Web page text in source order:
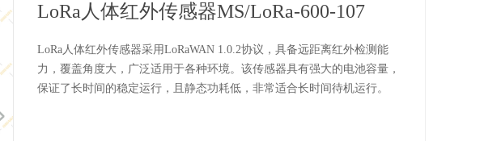
LoRa人体红外传感器MS/LoRa-600-107
LoRa人体红外传感器采用LoRaWAN 1.0.2协议，具备远距离红外检测能
力，覆盖角度大，广泛适用于各种环境。该传感器具有强大的电池容量，
保证了长时间的稳定运行，且静态功耗低，非常适合长时间待机运行。